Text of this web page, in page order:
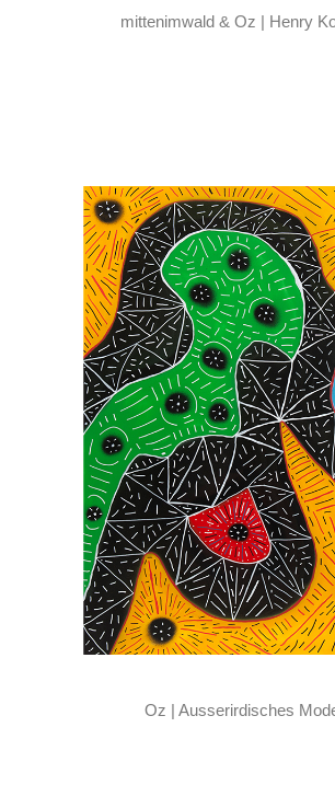
mittenimwald & Oz | Henry
Oz | Ausserirdisches